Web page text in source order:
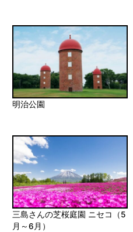
明治公園
三島さんの芝桜庭園 ニセコ（5
月～6月）